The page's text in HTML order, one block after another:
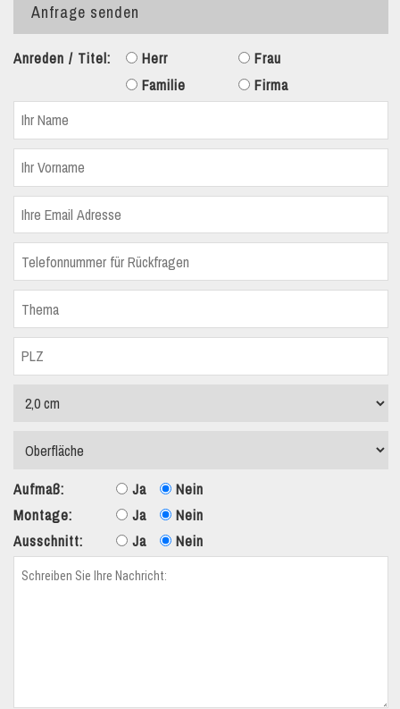
Anfrage senden
Anreden / Titel: Herr
Frau
Familie
Firma
Aufmaß: Ja
Nein
Montage:
Ja
Nein
Ausschnitt:
Ja Nein